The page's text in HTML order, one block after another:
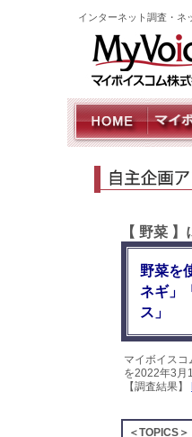
インターネット調査・ネ
【 野菜
野菜を
ネギ」
ス」
マイボイス
を2022年3月
【調査結果】
＜TOPICS＞